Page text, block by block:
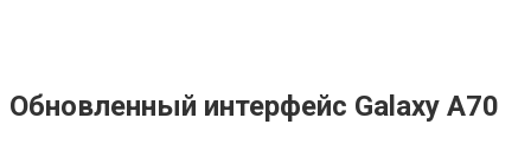
Обновленный интерфейс Galaxy A70